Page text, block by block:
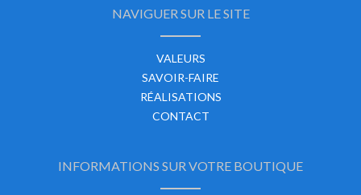
NAVIGUER SUR LE SITE
VALEURS
SAVOIR-FAIRE
RÉALISATIONS
CONTACT
INFORMATIONS SUR VOTRE BOUTIQUE